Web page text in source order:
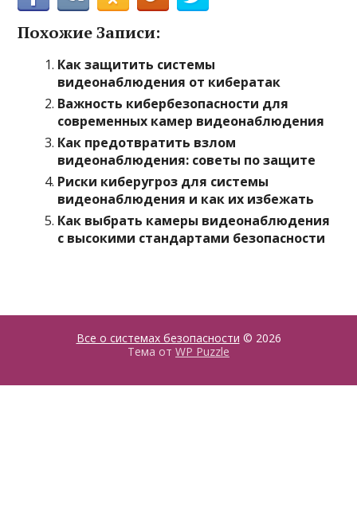
Похожие Записи:
Как защитить системы
видеонаблюдения от кибератак
Важность кибербезопасности для
современных камер видеонаблюдения
Как предотвратить взлом
видеонаблюдения: советы по защите
Риски киберугроз для системы
видеонаблюдения и как их избежать
Как выбрать камеры видеонаблюдения
с высокими стандартами безопасности
Все о системах безопасности © 2026
Тема от WP Puzzle